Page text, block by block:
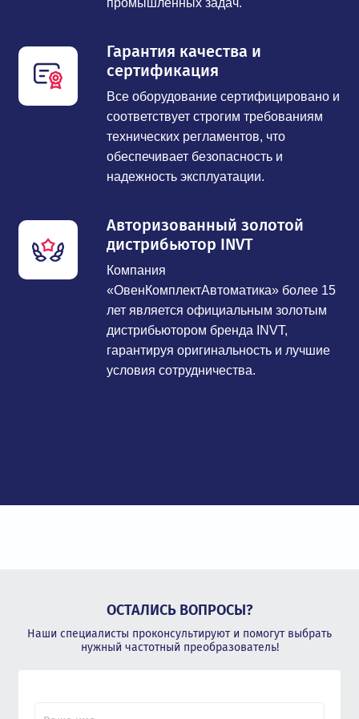
промышленных задач.
Гарантия качества и
сертификация
Все оборудование сертифицировано и
соответствует строгим требованиям
технических регламентов, что
обеспечивает безопасность и
надежность эксплуатации.
Авторизованный золотой
дистрибьютор INVT
Компания
«ОвенКомплектАвтоматика» более 15
лет является официальным золотым
дистрибьютором бренда INVT,
гарантируя оригинальность и лучшие
условия сотрудничества.
ОСТАЛИСЬ ВОПРОСЫ?
Наши специалисты проконсультируют и помогут выбрать
нужный частотный преобразователь!